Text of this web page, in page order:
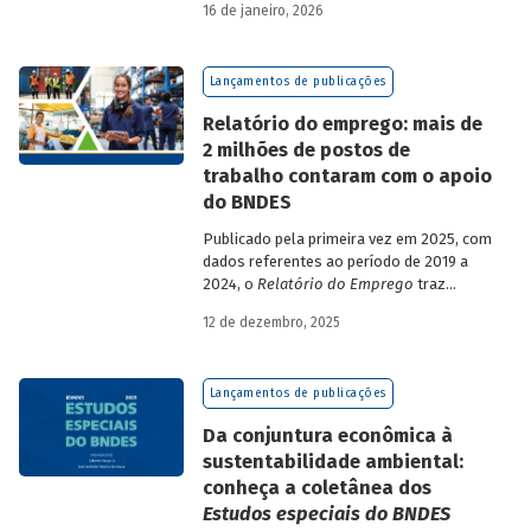
analisa a estratégia de diversificação das
diante dos atuais desafios de
sustentabilidade social, ambiental e
16 de janeiro, 2026
Lançamentos de publicações
Relatório do emprego: mais de
2 milhões de postos de
trabalho contaram com o apoio
do BNDES
Publicado pela primeira vez em 2025, com
dados referentes ao período de 2019 a
2024, o Relatório do Emprego traz
atuação do Banco sobre o mercado de
empregos da economia.
12 de dezembro, 2025
Lançamentos de publicações
Da conjuntura econômica à
sustentabilidade ambiental:
conheça a coletânea dos
Estudos especiais do BNDES